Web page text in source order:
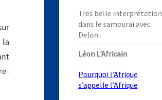
la
Tres belle interprétation
dans le samourai avec
Delon .
Léon L'Africain
Pourquoi l’Afrique
s’appelle l’Afrique